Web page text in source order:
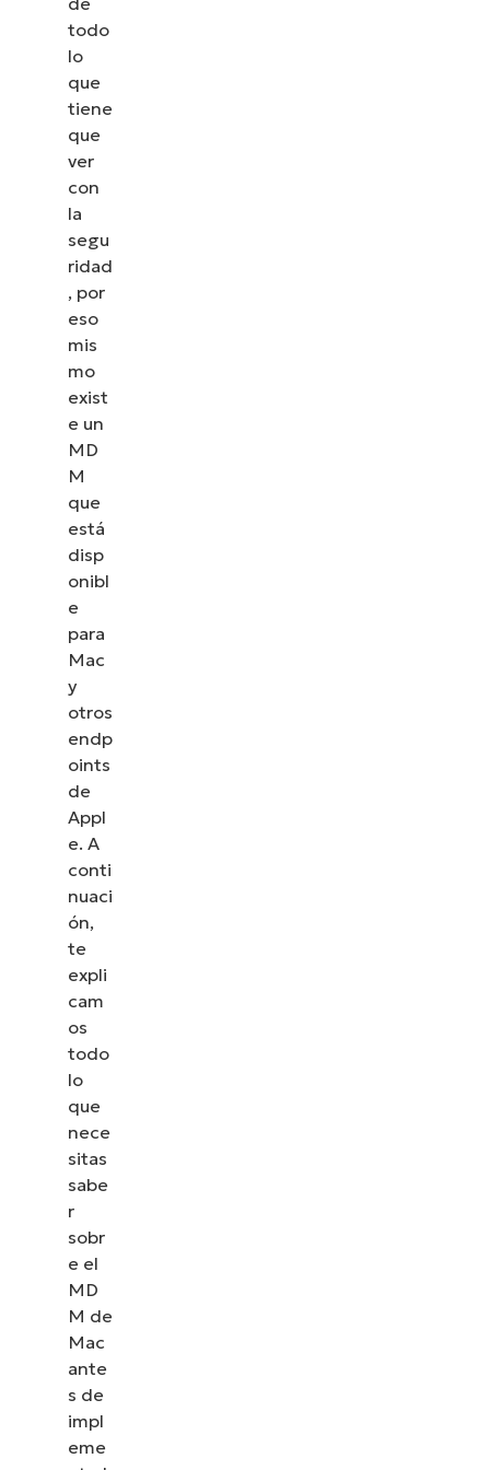
todo
lo
que
tiene
que
ver
con
la
segu
ridad
, por
eso
mis
mo
exist
e un
MD
M
que
está
disp
onibl
e
para
Mac
y
otros
endp
oints
de
Appl
e. A
conti
nuaci
ón,
te
expli
cam
os
todo
lo
que
nece
sitas
sabe
r
sobr
e el
MD
M de
Mac
ante
s de
impl
eme